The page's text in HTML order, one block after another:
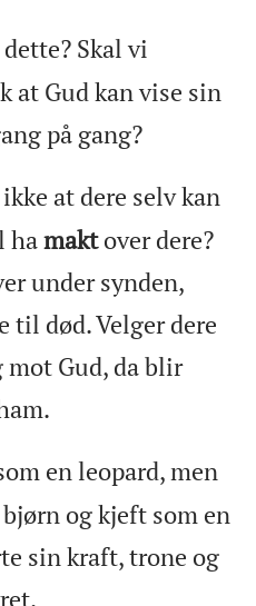
Skal vi
at Gud kan vise sin
på gang?
at dere selv kan
hamaktover dere?
under synden,
til død. Velger dere
Gud, da blir
en leopard, men
og kjeft som en
sin kraft, trone og